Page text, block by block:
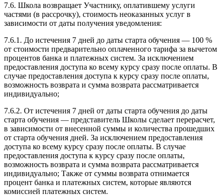
7.6. Школа возвращает Участнику, оплатившему услуги
частями (в рассрочку), стоимость неоказанных услуг в
зависимости от даты получения уведомления:
7.6.1. До истечения 7 дней до даты старта обучения — 100 %
от стоимости предварительно оплаченного тарифа за вычетом
процентов банка и платежных систем. За исключением
предоставления доступа ко всему курсу сразу после оплаты. В
случае предоставления доступа к курсу сразу после оплаты,
возможность возврата и сумма возврата рассматривается
индивидуально;
7.6.2. От истечения 7 дней от даты старта обучения до даты
старта обучения — представитель Школы сделает перерасчет,
в зависимости от внесенной суммы и количества прошедших
от старта обучения дней. За исключением предоставления
доступа ко всему курсу сразу после оплаты. В случае
предоставления доступа к курсу сразу после оплаты,
возможность возврата и сумма возврата рассматривается
индивидуально; Также от суммы возврата отнимается
процент банка и платежных систем, которые являются
комиссией платежных систем.